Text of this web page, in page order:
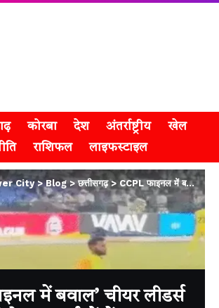
कोरबा देश अंतर्राष्ट्रीय
खेल
राशिफल लाइफस्टाइल
City>Blog>छत्तीसगढ़>CCPL फाइनल में बवाल’ चीयर लीडर्स पर टिप्पणी के बाद दर्शकों में जमकर मारपीट
में बवाल’ चीयर लीडर्स